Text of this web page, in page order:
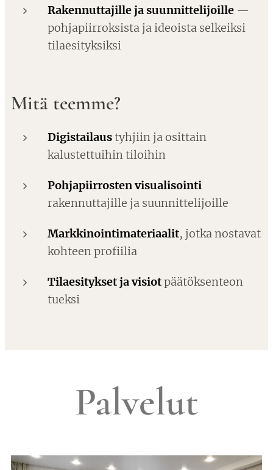
Rakennuttajille ja suunnittelijoille —
pohjapiirroksista ja ideoista selkeiksi
tilaesityksiksi
Mitä teemme?
Digistailaustyhjiin ja osittain
kalustettuihin tiloihin
Pohjapiirrosten visualisointi
rakennuttajille ja suunnittelijoille
Markkinointimateriaalit, jotka nostavat
kohteen profiilia
Tilaesitykset ja visiotpäätöksenteon
tueksi
Palvelut